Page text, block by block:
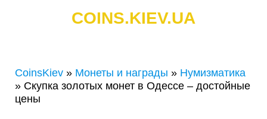
COINS.KIEV.UA
CoinsKiev » Монеты и награды » Нумизматика
» Скупка золотых монет в Одессе – достойные
цены